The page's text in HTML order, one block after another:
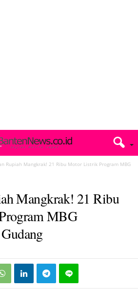
Rupiah Mangkrak! 21 Ribu Motor Listrik Program MBG
Mangkrak! 21 Ribu
MBG